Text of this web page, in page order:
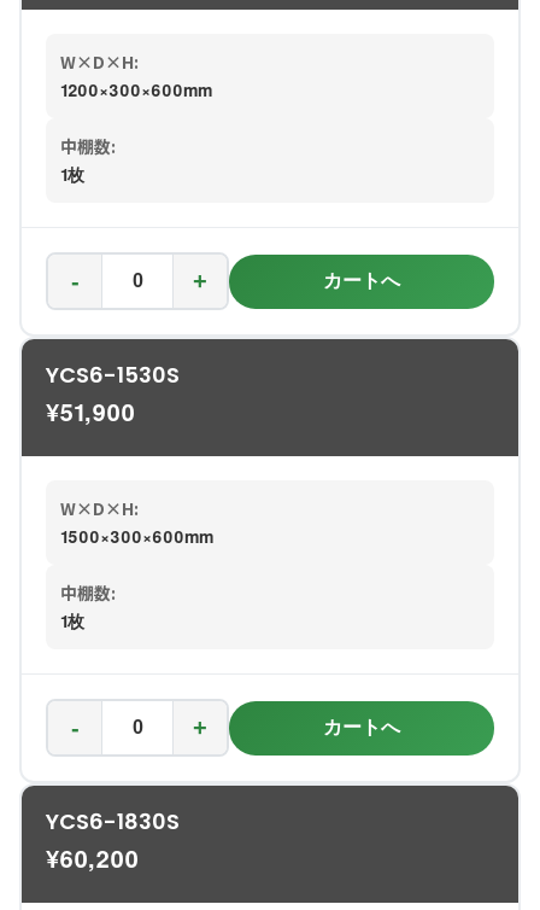
W×D×H:
1200×300×600mm
中棚数:
1枚
- + カートへ
YCS6-1530S
¥51,900
W×D×H:
1500×300×600mm
中棚数:
1枚
- + カートへ
YCS6-1830S
¥60,200